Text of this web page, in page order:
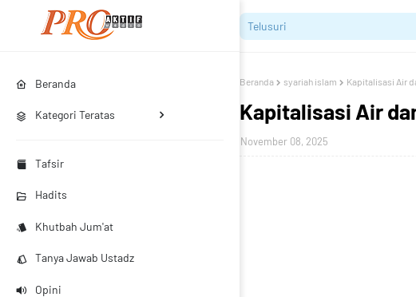
Beranda
Kategori Teratas
Tafsir
Hadits
Khutbah Jum'at
Tanya Jawab Ustadz
Opini
Beranda syariah islam Kapitalisasi Air
Kapitalisasi Air
November 08, 2025